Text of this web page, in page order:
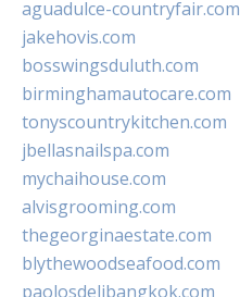
aguadulce-countryfair.com
jakehovis.com
bosswingsduluth.com
birminghamautocare.com
tonyscountrykitchen.com
jbellasnailspa.com
mychaihouse.com
alvisgrooming.com
thegeorginaestate.com
blythewoodseafood.com
paolosdelibangkok.com